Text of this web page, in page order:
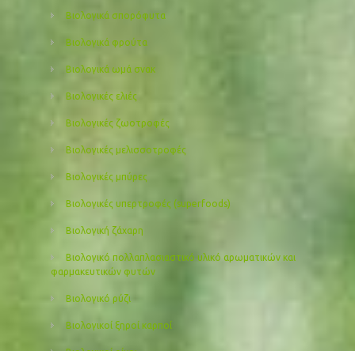
Βιολογικά σπορόφυτα
Βιολογικά φρούτα
Βιολογικά ωμά σνακ
Βιολογικές ελιές
Βιολογικές ζωοτροφές
Βιολογικές μελισσοτροφές
Βιολογικές μπύρες
Βιολογικές υπερτροφές (superfoods)
Βιολογική ζάχαρη
Βιολογικό πολλαπλασιαστικό υλικό αρωματικών και
φαρμακευτικών φυτών
Βιολογικό ρύζι
Βιολογικοί ξηροί καρποί